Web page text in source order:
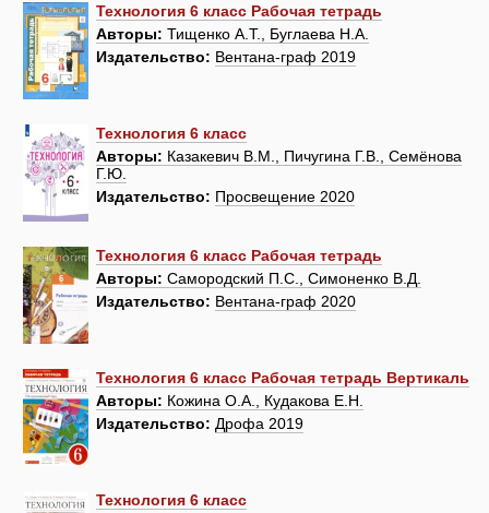
Технология 6 класс Рабочая тетрадь
Авторы: Тищенко А.Т., Буглаева Н.А.
Издательство: Вентана-граф 2019
Технология 6 класс
Авторы: Казакевич В.М., Пичугина Г.В., Семёнова
Г.Ю.
Издательство: Просвещение 2020
Технология 6 класс Рабочая тетрадь
Авторы: Самородский П.С., Симоненко В.Д.
Издательство: Вентана-граф 2020
Технология 6 класс Рабочая тетрадь Вертикаль
Авторы: Кожина О.А., Кудакова Е.Н.
Издательство: Дрофа 2019
Технология 6 класс